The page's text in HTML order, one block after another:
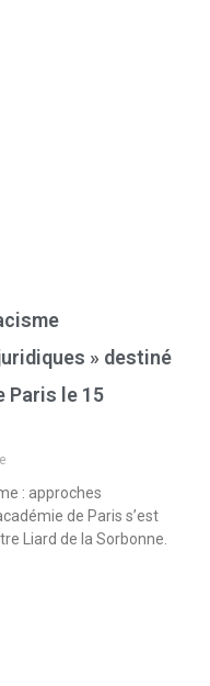
» destiné
Paris le 15
: approches
de Paris s’est
Liard de la Sorbonne.